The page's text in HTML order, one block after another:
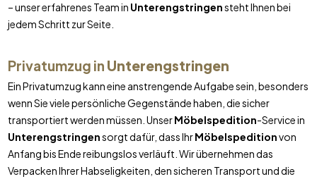
– unser erfahrenes Team in Unterengstringensteht Ihnen bei
jedem Schritt zur Seite.
Privatumzug in Unterengstringen
Ein Privatumzug kann eine anstrengende Aufgabe sein, besonders
wenn Sie viele persönliche Gegenstände haben, die sicher
transportiert werden müssen. UnserMöbelspedition-Service in
Unterengstringensorgt dafür, dass IhrMöbelspeditionvon
Anfang bis Ende reibungslos verläuft. Wir übernehmen das
Verpacken Ihrer Habseligkeiten, den sicheren Transport und die